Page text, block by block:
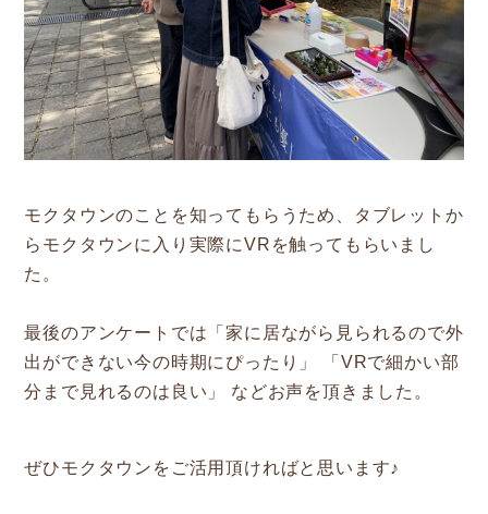
補助金・お得情報
モクタウンとは
施工事例
岐阜県産材商品
参加企業/団体一覧
Column
構造材パッケージ
モクタウンのことを知ってもらうため、タブレットか
らモクタウンに入り実際にVRを触ってもらいまし
た。
最後のアンケートでは「家に居ながら見られるので外
出ができない今の時期にぴったり」 「VRで細かい部
分まで見れるのは良い」 などお声を頂きました。
ぜひモクタウンをご活用頂ければと思います♪